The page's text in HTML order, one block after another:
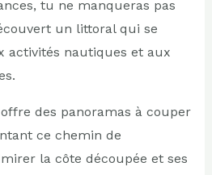
tu ne manqueras pas
un littoral qui se
activités nautiques et aux
des panoramas à couper
ce chemin de
la côte découpée et ses